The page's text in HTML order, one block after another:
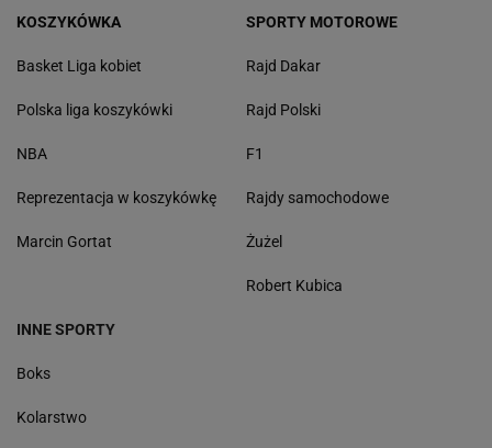
KOSZYKÓWKA
Basket Liga kobiet
Polska liga koszykówki
NBA
Reprezentacja w koszykówkę
Marcin Gortat
SPORTY MOTOROWE
Rajd Dakar
Rajd Polski
F1
Rajdy samochodowe
Żużel
Robert Kubica
INNE SPORTY
Boks
Kolarstwo